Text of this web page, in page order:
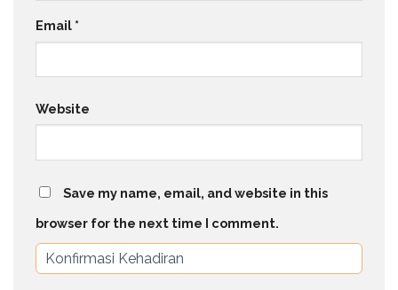
Email *
Website
Save my name, email, and website in this
browser for the next time I comment.